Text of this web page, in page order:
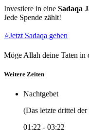
Investiere in eine Sadaqa
Jede Spende zählt!
⭐Jetzt Sadaqa geben
Möge Allah deine Taten in
Weitere Zeiten
Nachtgebet
(Das letzte drittel
01:22 - 03:22